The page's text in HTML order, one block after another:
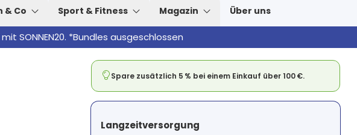
& Co Sport & Fitness Magazin Über uns
SONNEN20. *Bundles ausgeschlossen
Spare zusätzlich 5 % bei einem Einkauf über 100 €.
Langzeitversorgung